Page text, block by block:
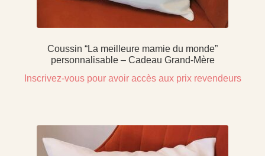
Coussin “La meilleure mamie du monde”
personnalisable – Cadeau Grand-Mère
Inscrivez-vous pour avoir accès aux prix revendeurs